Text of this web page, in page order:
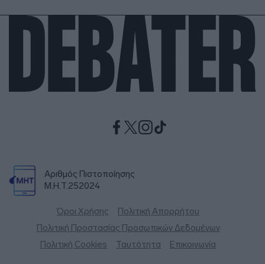
Αριθμός Πιστοποίησης
Μ.Η.Τ.252024
Όροι Χρήσης
Πολιτική Απορρήτου
Πολιτική Προστασίας Προσωπικών Δεδομένων
Πολιτική Cookies
Ταυτότητα Επικοινωνία